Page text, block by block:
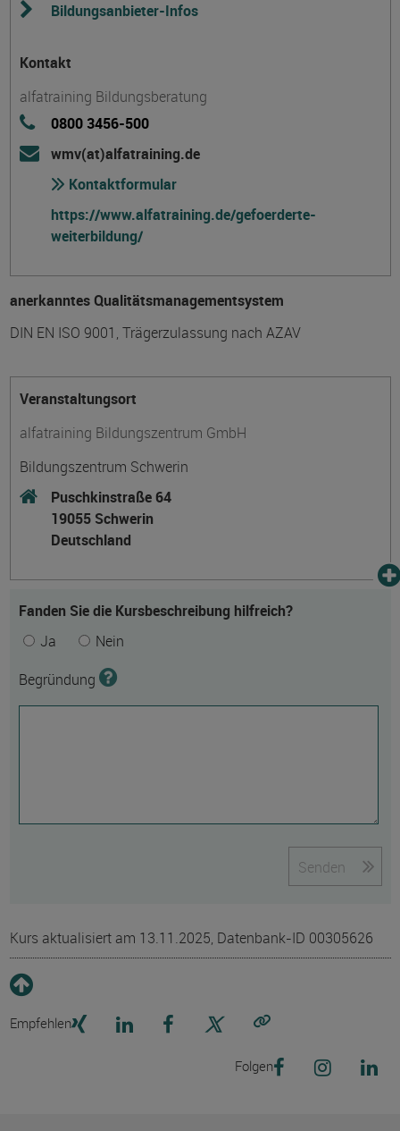
Bildungsanbieter-Infos
Kontakt
alfatraining Bildungsberatung
0800 3456-500
wmv(at)alfatraining.de
Kontaktformular
https://www.alfatraining.de/gefoerderte-
weiterbildung/
anerkanntes Qualitätsmanagementsystem
DIN EN ISO 9001, Trägerzulassung nach AZAV
Veranstaltungsort
alfatraining Bildungszentrum GmbH
Bildungszentrum Schwerin
Puschkinstraße 64
19055 Schwerin
Deutschland
Fanden Sie die Kursbeschreibung hilfreich?
Ja
Nein
Begründung
Senden
Kurs aktualisiert am 13.11.2025, Datenbank-ID 00305626
Empfehlen
Folgen